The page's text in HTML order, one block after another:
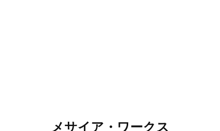
メサイア・ワークス